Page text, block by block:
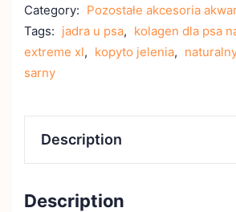
Category: Pozostałe akcesoria
Tags: jadra u psa, kolagen dla psa
extreme xl, kopyto jelenia,
sarny
Description
Description